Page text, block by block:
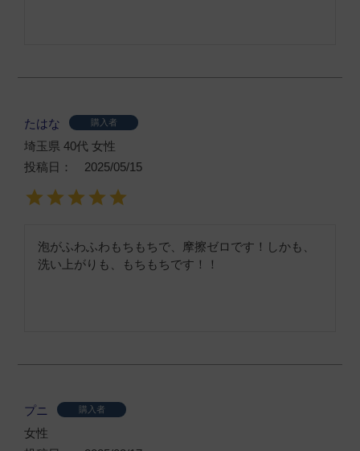
たはな 購入者
埼玉県 40代 女性
投稿日
2025/05/15
泡がふわふわもちもちで、摩擦ゼロです！しかも、
洗い上がりも、もちもちです！！
プニ 購入者
女性